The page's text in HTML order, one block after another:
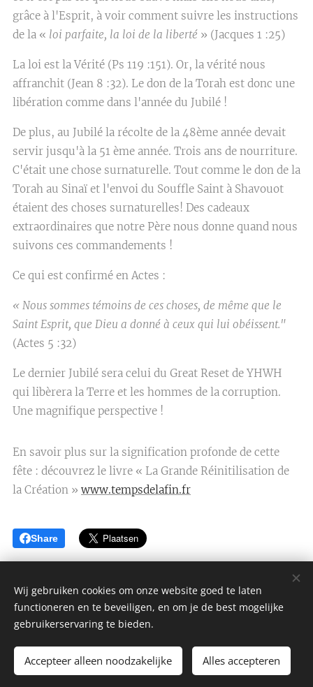
grâce à l'Esprit, à voir comment suivre les instructions
de la « loi parfaite, la loi de la liberté » (Jacques 1 :25)
La loi est la Vérité (Ps 119 :151). Or, la vérité nous
affranchit (Jean 8 :32). Le don de la Torah est donc une
libération comme dans l'année du Jubilé !
De plus, au Jubilé la récolte de la 48ème année devait
servir jusqu'à la 51 ème année. Trois ans de nourriture.
C'était une chose surnaturelle. Tout comme le don de la
Torah au Sinaï et l'envoi du Souffle Saint à Shavouot
étaient des choses surnaturelles! Des cadeaux
extraordinaires que notre Père nous donne quand nous
suivons ces commandements !
Ce qui est confirmé en Actes :
« Nous sommes témoins de ces choses, de même que le
Saint Esprit, que Dieu a donné à ceux qui lui obéissent."
(Actes 5 :32)
Le dernier Jubilé sera celui du Great Reset de YHWH
qui libèrera la Terre et les hommes de la corruption.
Une magnifique perspective !
En savoir plus sur la signification profonde de cette
fête : découvrez le livre « La Grande Réinitilisation de
la Création » www.tempsdelafin.fr
Share
AAFJE GELUK BEKLEDING
Mogelijk gemaakt doorWebnode Cookies
Wij gebruiken cookies om onze website goed te laten
functioneren en te beveiligen, en om je de best mogelijke
gebruikerservaring te bieden.
Accepteer alleen noodzakelijke Alles accepteren